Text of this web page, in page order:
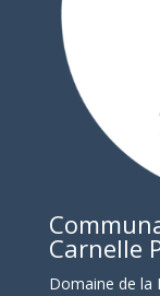
Carnelle
Domaine de la